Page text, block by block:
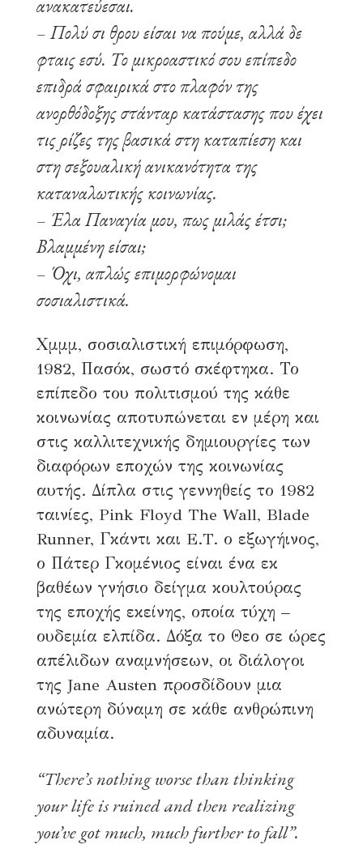
ανακατεύεσαι.
– Πολύ σι θρου είσαι να πούμε, αλλά δε
φταις εσύ. Το μικροαστικό σου επίπεδο
επιδρά σφαιρικά στο πλαφόν της
ανορθόδοξης στάνταρ κατάστασης που έχει
τις ρίζες της βασικά στη καταπίεση και
στη σεξουαλική ανικανότητα της
καταναλωτικής κοινωνίας.
– Έλα Παναγία μου, πως μιλάς έτσι;
Βλαμμένη είσαι;
– Όχι, απλώς επιμορφώνομαι
σοσιαλιστικά.
Χμμμ, σοσιαλιστική επιμόρφωση,
1982, Πασόκ, σωστό σκέφτηκα. Το
επίπεδο του πολιτισμού της κάθε
κοινωνίας αποτυπώνεται εν μέρη και
στις καλλιτεχνικής δημιουργίες των
διαφόρων εποχών της κοινωνίας
αυτής. Δίπλα στις γεννηθείς το 1982
ταινίες, Pink Floyd The Wall, Blade
Runner, Γκάντι και E.T. ο εξωγήινος,
ο Πάτερ Γκομένιος είναι ένα εκ
βαθέων γνήσιο δείγμα κουλτούρας
της εποχής εκείνης, οποία τύχη –
ουδεμία ελπίδα. Δόξα το Θεο σε ώρες
απέλιδων αναμνήσεων, οι διάλογοι
της Jane Austen προσδίδουν μια
ανώτερη δύναμη σε κάθε ανθρώπινη
αδυναμία.
“There’s nothing worse than thinking
your life is ruined and then realizing
you’ve got much, much further to fall”.